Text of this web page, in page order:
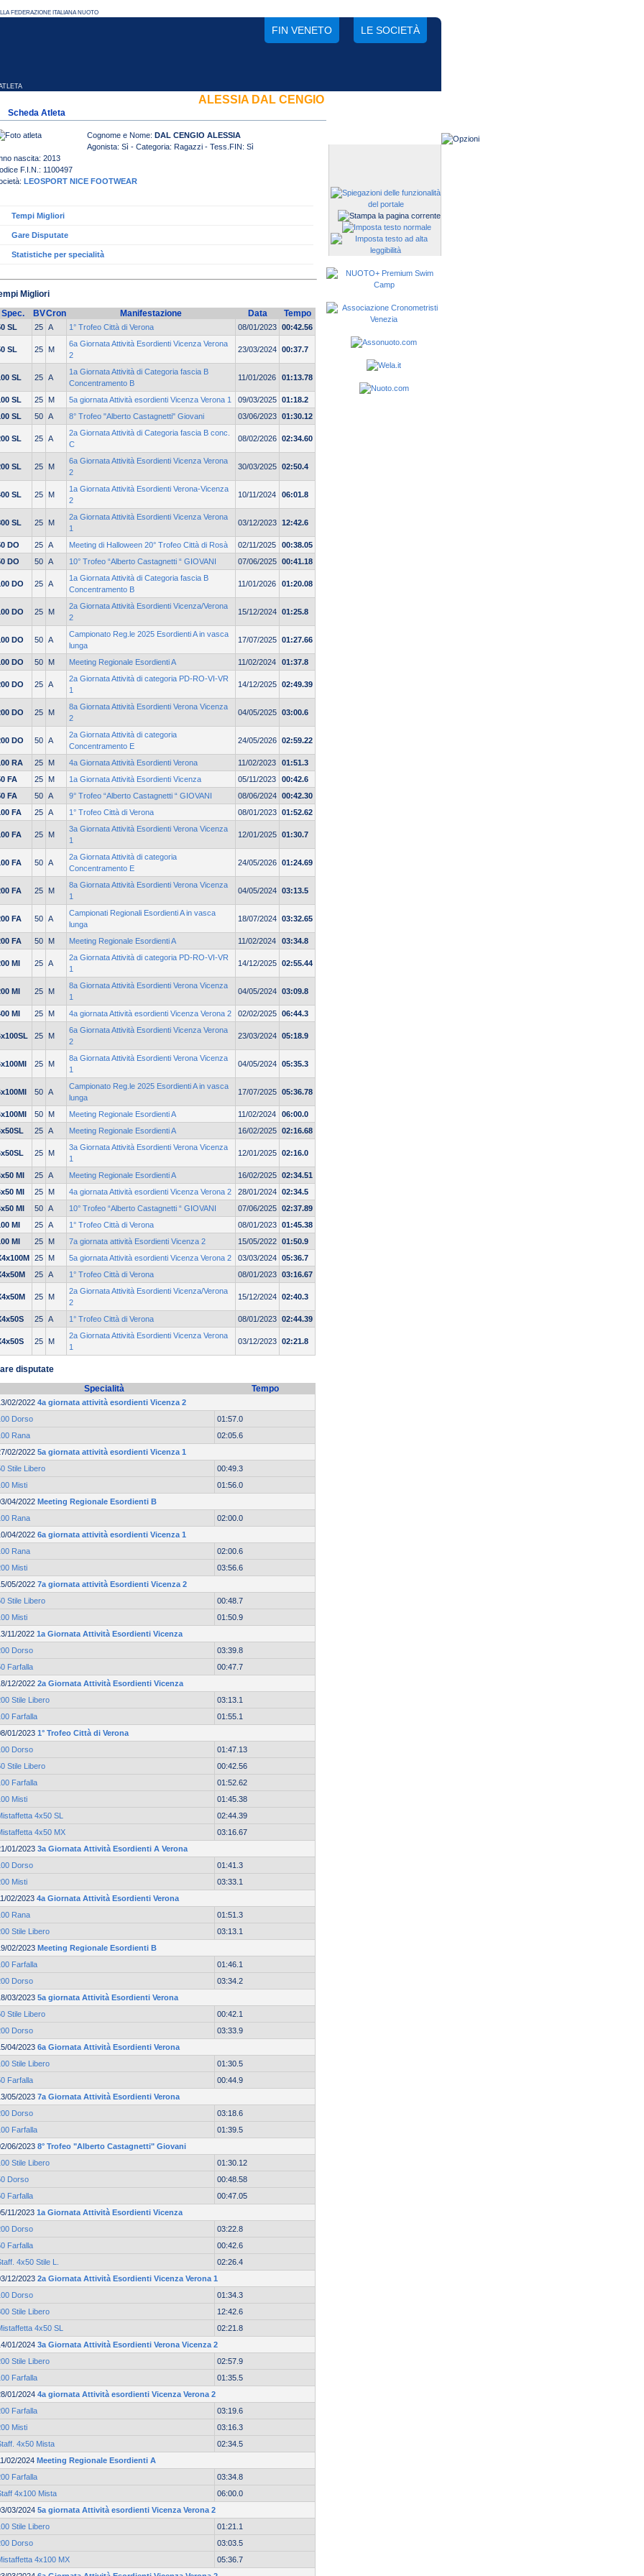
FIN VENETO LE SOCIETÀ
ALESSIA DAL CENGIO
Scheda Atleta
Cognome e Nome: DAL CENGIO ALESSIA
Agonista: Sì - Categoria: Ragazzi - Tess.FIN: Sì
nascita: 2013
F.I.N.: 1100497
LEOSPORT NICE FOOTWEAR
Tempi Migliori
Gare Disputate
Statistiche per specialità
Migliori
Spec.
BVCron Manifestazione Data Tempo
SL 25 A 1° Trofeo Città di Verona 08/01/2023 00:42.56
SL 25 M
6a Giornata Attività Esordienti Vicenza Verona
2
23/03/2024 00:37.7
SL 25 A
1a Giornata Attività di Categoria fascia B
Concentramento B
11/01/2026 01:13.78
SL 25 M 5a giornata Attività esordienti Vicenza Verona 1 09/03/2025 01:18.2
SL
50 A 8° Trofeo "Alberto Castagnetti" Giovani 03/06/2023 01:30.12
SL 25 A
2a Giornata Attività di Categoria fascia B conc.
C
08/02/2026 02:34.60
SL 25 M
6a Giornata Attività Esordienti Vicenza Verona
2
30/03/2025 02:50.4
SL 25 M
1a Giornata Attività Esordienti Verona-Vicenza
2
10/11/2024 06:01.8
SL 25 M
2a Giornata Attività Esordienti Vicenza Verona
1
03/12/2023 12:42.6
DO 25 A Meeting di Halloween 20° Trofeo Città di Rosà 02/11/2025
00:38.05
DO
50 A 10° Trofeo “Alberto Castagnetti “ GIOVANI 07/06/2025 00:41.18
DO 25 A
1a Giornata Attività di Categoria fascia B
Concentramento B
11/01/2026 01:20.08
DO 25 M
2a Giornata Attività Esordienti Vicenza/Verona
2
15/12/2024 01:25.8
DO 50 A
Campionato Reg.le 2025 Esordienti A in vasca
lunga
17/07/2025 01:27.66
DO 50 M Meeting Regionale Esordienti A 11/02/2024 01:37.8
DO 25 A
2a Giornata Attività di categoria PD-RO-VI-VR
1
14/12/2025 02:49.39
DO 25 M
8a Giornata Attività Esordienti Verona Vicenza
2
04/05/2025 03:00.6
DO 50 A
2a Giornata Attività di categoria
Concentramento E
24/05/2026 02:59.22
RA 25 M 4a Giornata Attività Esordienti Verona 11/02/2023
01:51.3
FA
25 M 1a Giornata Attività Esordienti Vicenza 05/11/2023
00:42.6
FA
50 A 9° Trofeo “Alberto Castagnetti “ GIOVANI 08/06/2024 00:42.30
FA
25 A 1° Trofeo Città di Verona 08/01/2023 01:52.62
FA 25 M
3a Giornata Attività Esordienti Verona Vicenza
1
12/01/2025 01:30.7
FA 50 A
2a Giornata Attività di categoria
Concentramento E
24/05/2026 01:24.69
FA 25 M
8a Giornata Attività Esordienti Verona Vicenza
1
04/05/2024 03:13.5
FA 50 A
Campionati Regionali Esordienti A in vasca
lunga
18/07/2024 03:32.65
FA 50 M Meeting Regionale Esordienti A 11/02/2024 03:34.8
MI 25 A
2a Giornata Attività di categoria PD-RO-VI-VR
1
14/12/2025 02:55.44
MI 25 M
8a Giornata Attività Esordienti Verona Vicenza
1
04/05/2024 03:09.8
MI 25 M 4a giornata Attività esordienti Vicenza Verona 2 02/02/2025 06:44.3
25 M
6a Giornata Attività Esordienti Vicenza Verona
2
23/03/2024 05:18.9
25 M
8a Giornata Attività Esordienti Verona Vicenza
1
04/05/2024 05:35.3
50 A
Campionato Reg.le 2025 Esordienti A in vasca
lunga
17/07/2025 05:36.78
50 M Meeting Regionale Esordienti A 11/02/2024
06:00.0
25 A Meeting Regionale Esordienti A 16/02/2025 02:16.68
25 M
3a Giornata Attività Esordienti Verona Vicenza
1
12/01/2025 02:16.0
MI 25 A Meeting Regionale Esordienti A 16/02/2025 02:34.51
MI
25 M 4a giornata Attività esordienti Vicenza Verona 2 28/01/2024 02:34.5
MI
50 A 10° Trofeo “Alberto Castagnetti “ GIOVANI 07/06/2025 02:37.89
MI
25 A 1° Trofeo Città di Verona 08/01/2023 01:45.38
MI
25 M 7a giornata attività Esordienti Vicenza 2 15/05/2022 01:50.9
25 M 5a giornata Attività esordienti Vicenza Verona 2 03/03/2024 05:36.7
25 A 1° Trofeo Città di Verona 08/01/2023 03:16.67
25 M
2a Giornata Attività Esordienti Vicenza/Verona
2
15/12/2024 02:40.3
25 A 1° Trofeo Città di Verona 08/01/2023 02:44.39
25 M
2a Giornata Attività Esordienti Vicenza Verona
1
03/12/2023 02:21.8
disputate
Specialità
Tempo
02/2022 4a giornata attività esordienti Vicenza 2
Dorso
01:57.0
Rana
02:05.6
02/2022 5a giornata attività esordienti Vicenza 1
Stile Libero
00:49.3
Misti
01:56.0
04/2022 Meeting Regionale Esordienti B
Rana
02:00.0
04/2022 6a giornata attività esordienti Vicenza 1
Rana
02:00.6
Misti
03:56.6
05/2022 7a giornata attività Esordienti Vicenza 2
Stile Libero
00:48.7
Misti
01:50.9
11/2022 1a Giornata Attività Esordienti Vicenza
Dorso
03:39.8
Farfalla
00:47.7
12/2022 2a Giornata Attività Esordienti Vicenza
Stile Libero
03:13.1
Farfalla
01:55.1
01/2023 1° Trofeo Città di Verona
Dorso
01:47.13
Stile Libero
00:42.56
Farfalla
01:52.62
Misti
01:45.38
4x50 SL
02:44.39
4x50 MX
03:16.67
01/2023 3a Giornata Attività Esordienti A Verona
Dorso
01:41.3
Misti
03:33.1
02/2023 4a Giornata Attività Esordienti Verona
Rana
01:51.3
Stile Libero
03:13.1
02/2023 Meeting Regionale Esordienti B
Farfalla
01:46.1
Dorso
03:34.2
03/2023 5a giornata Attività Esordienti Verona
Stile Libero
00:42.1
Dorso
03:33.9
04/2023 6a Giornata Attività Esordienti Verona
Stile Libero
01:30.5
Farfalla
00:44.9
05/2023 7a Giornata Attività Esordienti Verona
Dorso
03:18.6
Farfalla
01:39.5
06/2023 8° Trofeo "Alberto Castagnetti" Giovani
Stile Libero
01:30.12
Dorso
00:48.58
Farfalla
00:47.05
11/2023 1a Giornata Attività Esordienti Vicenza
Dorso
03:22.8
Farfalla
00:42.6
4x50 Stile L.
02:26.4
12/2023 2a Giornata Attività Esordienti Vicenza Verona 1
Dorso
01:34.3
Stile Libero
12:42.6
4x50 SL
02:21.8
01/2024 3a Giornata Attività Esordienti Verona Vicenza 2
Stile Libero
02:57.9
Farfalla
01:35.5
01/2024 4a giornata Attività esordienti Vicenza Verona 2
Farfalla
03:19.6
Misti
03:16.3
4x50 Mista
02:34.5
02/2024 Meeting Regionale Esordienti A
Farfalla
03:34.8
4x100 Mista
06:00.0
03/2024 5a giornata Attività esordienti Vicenza Verona 2
Stile Libero
01:21.1
Dorso
03:03.5
4x100 MX
05:36.7